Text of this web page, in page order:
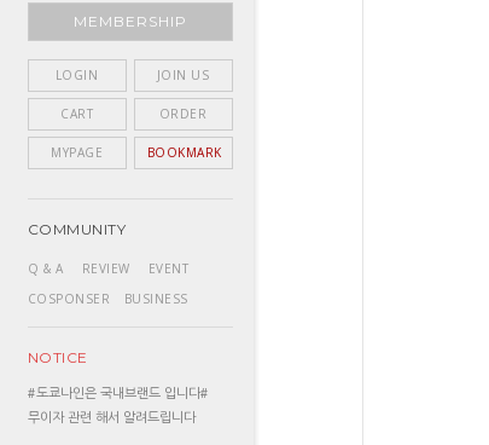
MEMBERSHIP
LOGIN JOIN US
CART ORDER
MYPAGE BOOKMARK
COMMUNITY
Q & A REVIEW
EVENT
COSPONSER
BUSINESS
NOTICE
#도쿄나인은 국내브랜드 입니다#
무이자 관련 해서 알려드립니다